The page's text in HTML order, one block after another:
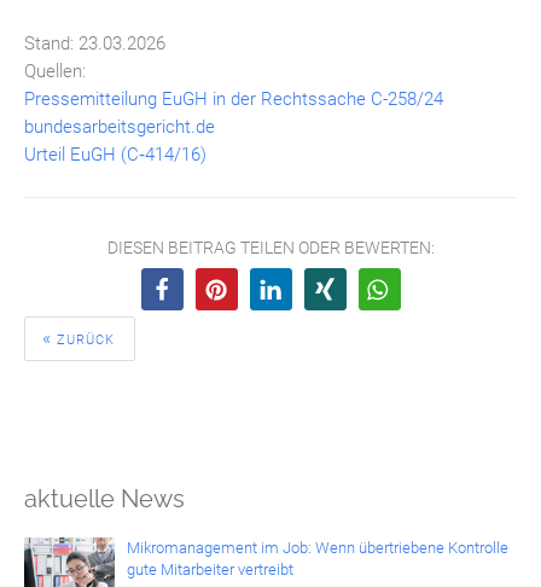
aktuelle News
Mikromanagement im Job: Wenn übertriebene Kontrolle
gute Mitarbeiter vertreibt
Stand: 23.03.2026
Quellen:
Pressemitteilung EuGH in der Rechtssache C-258/24
bundesarbeitsgericht.de
Urteil EuGH (C‑414/16)
DIESEN BEITRAG TEILEN ODER BEWERTEN:
ZURÜCK